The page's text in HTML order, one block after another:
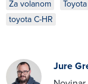
Za volanom Toyota
toyota C-HR
Jure